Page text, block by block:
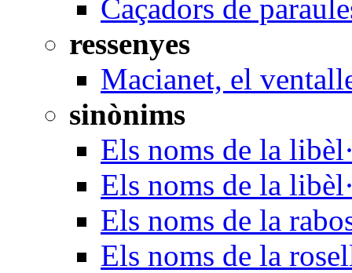
Caçadors de
ressenyes
Macianet, el
sinònims
Els noms de la
Els noms de la
Els noms de la
Els noms de la